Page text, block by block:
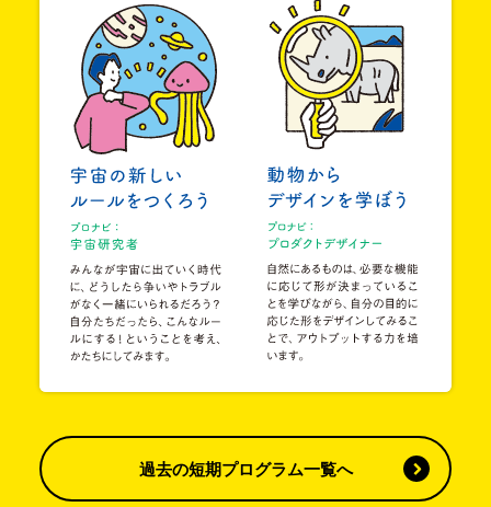
過去の短期プログラム一覧へ